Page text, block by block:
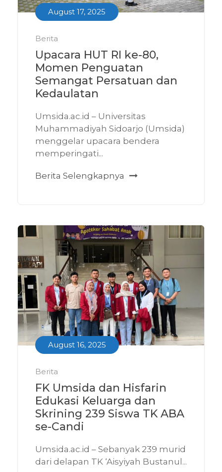
August 17, 2025
Berita
Upacara HUT RI ke-80,
Momen Penguatan
Semangat Persatuan dan
Kedaulatan
Umsida.ac.id – Universitas
Muhammadiyah Sidoarjo (Umsida)
menggelar upacara bendera
memperingati...
Berita Selengkapnya
August 16, 2025
Berita
FK Umsida dan Hisfarin
Edukasi Keluarga dan
Skrining 239 Siswa TK ABA
se-Candi
Umsida.ac.id – Sebanyak 239 murid
dari delapan TK ‘Aisyiyah Bustanul...